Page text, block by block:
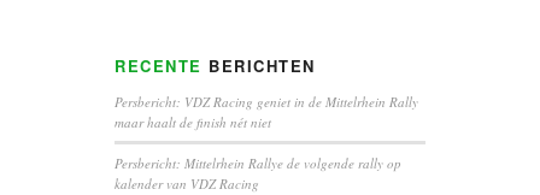
RECENTE BERICHTEN
Persbericht: VDZ Racing geniet in de Mittelrhein Rally
maar haalt de finish nét niet
Persbericht: Mittelrhein Rallye de volgende rally op
kalender van VDZ Racing